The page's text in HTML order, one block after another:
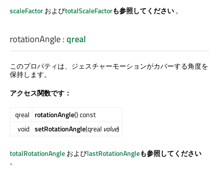
scaleFactorおよびtotalScaleFactorも参照してください。
rotationAngle:qreal
このプロパティは、ジェスチャーモーションがカバーする角度を
保持します。
アクセス関数です：
qreal rotationAngle() const
void setRotationAngle(qreal value)
totalRotationAngleおよびlastRotationAngleも参照してください
。